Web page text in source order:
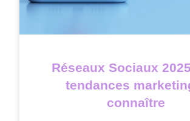
Réseaux Sociaux
tendances
connaître